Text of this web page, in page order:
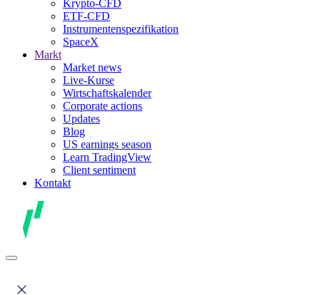
Krypto-CFD
ETF-CFD
Instrumentenspezifikation
SpaceX
Markt
Market news
Live-Kurse
Wirtschaftskalender
Corporate actions
Updates
Blog
US earnings season
Learn TradingView
Client sentiment
Kontakt